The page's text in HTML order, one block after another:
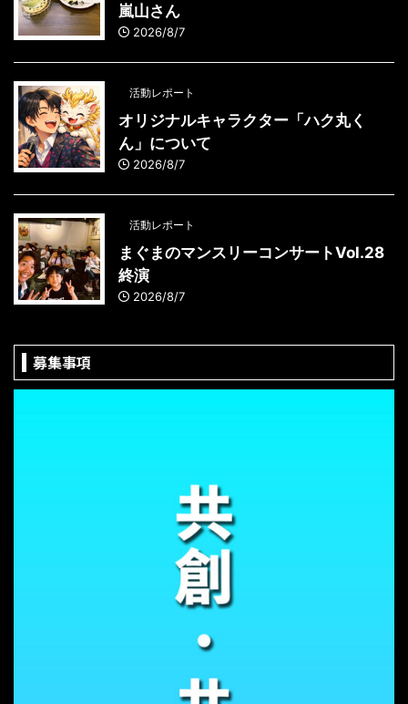
嵐山さん
2026/8/7
活動レポート
オリジナルキャラクター「ハク丸く
ん」について
2026/8/7
活動レポート
まぐまのマンスリーコンサートVol.28
終演
2026/8/7
募集事項